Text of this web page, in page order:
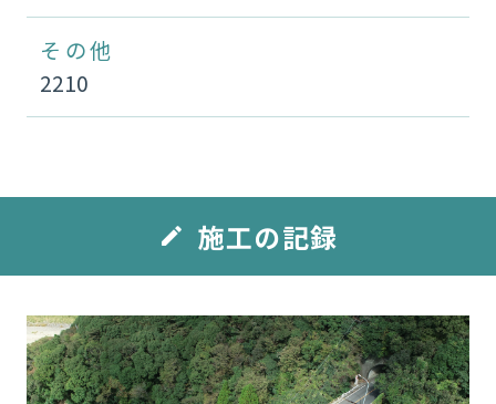
その他
2210
edit 施工の記録